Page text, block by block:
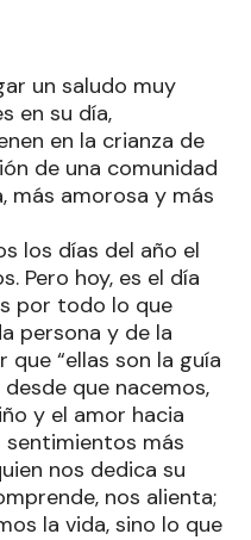
un saludo muy
en su día,
en la crianza de
de una comunidad
más amorosa y más
los días del año el
Pero hoy, es el día
por todo lo que
persona y de la
que “ellas son la guía
que nacemos,
y el amor hacia
sentimientos más
nos dedica su
nos alienta;
la vida, sino lo que